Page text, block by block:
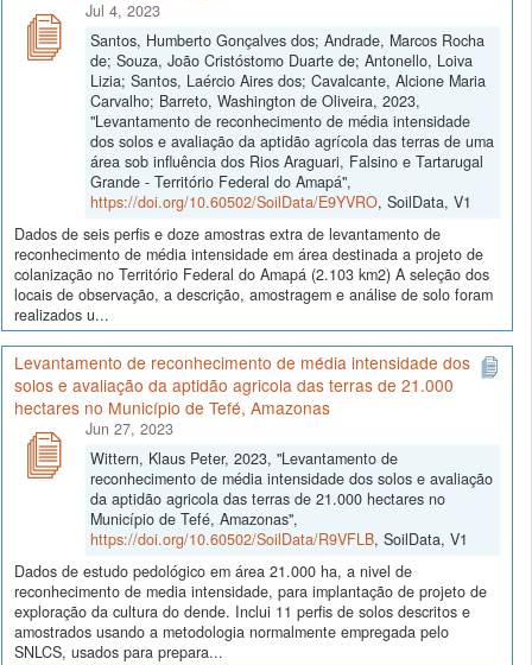
Jul 4, 2023
Santos, Humberto Gonçalves dos; Andrade, Marcos Rocha
de; Souza, João Cristóstomo Duarte de; Antonello, Loiva
Lizia; Santos, Laércio Aires dos; Cavalcante, Alcione Maria
Carvalho; Barreto, Washington de Oliveira, 2023,
"Levantamento de reconhecimento de média intensidade
dos solos e avaliação da aptidão agrícola das terras de uma
área sob influência dos Rios Araguari, Falsino e Tartarugal
Grande - Território Federal do Amapá",
https://doi.org/10.60502/SoilData/E9YVRO, SoilData, V1
Dados de seis perfis e doze amostras extra de levantamento de
reconhecimento de média intensidade em área destinada a projeto de
colanização no Território Federal do Amapá (2.103 km2) A seleção dos
locais de observação, a descrição, amostragem e análise de solo foram
realizados u...
Levantamento de reconhecimento de média intensidade dos
solos e avaliação da aptidão agricola das terras de 21.000
hectares no Município de Tefé, Amazonas
Jun 27, 2023
Wittern, Klaus Peter, 2023, "Levantamento de
reconhecimento de média intensidade dos solos e avaliação
da aptidão agricola das terras de 21.000 hectares no
Município de Tefé, Amazonas",
https://doi.org/10.60502/SoilData/R9VFLB, SoilData, V1
Dados de estudo pedológico em área 21.000 ha, a nivel de
reconhecimento de media intensidade, para implantação de projeto de
exploração da cultura do dende. Inclui 11 perfis de solos descritos e
amostrados usando a metodologia normalmente empregada pelo
SNLCS, usados para prepara...